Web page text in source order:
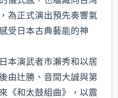
為正式演出預先奏響氣
受日本古典藝能的神
本演武者市瀨秀和以居
由辻勝、音間大誠與第
《和太鼓組曲》，以震